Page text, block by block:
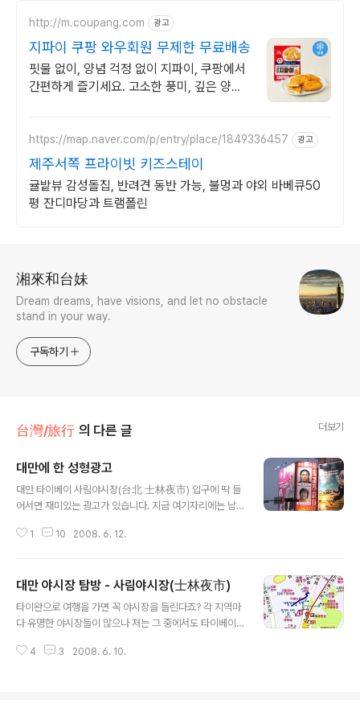
http://m.coupang.com 광고
지파이 쿠팡 와우회원 무제한 무료배송
핏물 없이, 양념 걱정 없이 지파이, 쿠팡에서
간편하게 즐기세요. 고소한 풍미, 깊은 양념
https://map.naver.com/p/entry/place/1849336457 광고
제주서쪽 프라이빗 키즈스테이
귤밭뷰 감성돌집, 반려견 동반 가능, 불멍과 야외 바베큐50
평 잔디마당과 트램폴린
湘來和台妹
Dream dreams, have visions, and let no obstacle
stand in your way.
구독하기
台灣/旅行 의 다른 글 더보기
대만에 한 성형광고
대만 타이베이 사림야시장(台北 士林夜市) 입구에 딱 들
어서면 재미있는 광고가 있습니다. 지금 여기자리에는 남,
은 초상권 침해로... 일반인 사진을 올리고 있다고 합니다.
(整形)이라 합니다^^
1 10 2008. 6. 12.
대만 야시장 탐방 - 사림야시장(士林夜市)
타이완으로 여행을 가면 꼭 야시장을 들린다죠? 각 지역마
다 유명한 야시장들이 많으나 저는 그 중에서도 타이베이
市)에 대해서 간단히 소개 해볼께요.^.^ 지도에서 보듯이...
4 3 2008. 6. 10.